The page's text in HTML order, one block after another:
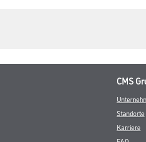
CMS
Standorte
Karriere